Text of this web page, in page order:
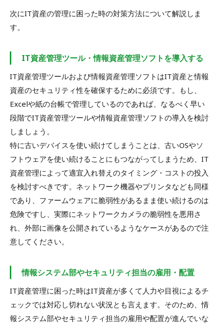
次にIT資産の管理に困った時の対策方法について解説しま
す。
IT資産管理ツール・情報資産管理ソフトを導入する
IT資産管理ツールおよび情報資産管理ソフトはIT資産と情報
資産のセキュリティ性を確保するために必須です。もし、
Excelや紙の台帳で管理しているのであれば、なるべく早い
段階でIT資産管理ツールや情報資産管理ソフトの導入を検討
しましょう。
特に古いデバイスを使い続けてしまうことは、古いOSやソ
フトウェアを使い続けることにもつながってしまうため、IT
資産管理によって適宜入れ替えのタイミング・コストの投入
を検討すべきです。ネットワーク機器やプリンタなども同様
であり、ファームウェアに脆弱性があるまま使い続けるのは
危険ですし、実際にネットワークカメラの脆弱性を悪用さ
れ、外部に画像を公開されているようなケースがあるので注
意してください。
情報システム部やセキュリティ担当の雇用・配置
IT資産管理に困った時はIT資産が多くて人力や目視によるチ
ェックでは対応し切れない状況とも言えます。そのため、情
報システム部やセキュリティ担当の雇用や配置が進んでいな